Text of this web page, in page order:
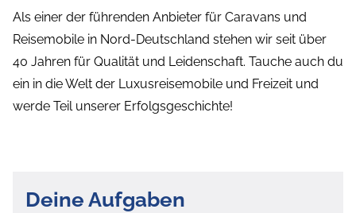
Als einer der führenden Anbieter für Caravans und
Reisemobile in Nord-Deutschland stehen wir seit über
40 Jahren für Qualität und Leidenschaft. Tauche auch du
ein in die Welt der Luxusreisemobile und Freizeit und
werde Teil unserer Erfolgsgeschichte!
Deine Aufgaben